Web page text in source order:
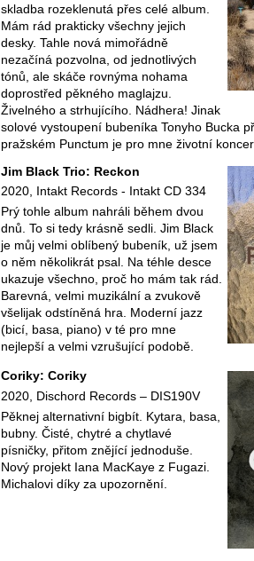
skladba rozeklenutá přes celé album.
Mám rád prakticky všechny jejich
desky. Tahle nová mimořádně
nezačíná pozvolna, od jednotlivých
tónů, ale skáče rovnýma nohama
doprostřed pěkného maglajzu.
Živelného a strhujícího. Nádhera! Jinak
solové vystoupení bubeníka Tonyho Bucka
pražském Punctum je pro mne životní
Jim Black Trio: Reckon
2020, Intakt Records - Intakt CD 334
Prý tohle album nahráli během dvou
dnů. To si tedy krásně sedli. Jim Black
je můj velmi oblíbený bubeník, už jsem
o něm několikrát psal. Na téhle desce
ukazuje všechno, proč ho mám tak rád.
Barevná, velmi muzikální a zvukově
všelijak odstíněná hra. Moderní jazz
(bicí, basa, piano) v té pro mne
nejlepší a velmi vzrušující podobě.
Coriky: Coriky
2020, Dischord Records ‎– DIS190V
Pěknej alternativní bigbít. Kytara, basa,
bubny. Čisté, chytré a chytlavé
písničky, přitom znějící jednoduše.
Nový projekt Iana MacKaye z Fugazi.
Michalovi díky za upozornění.